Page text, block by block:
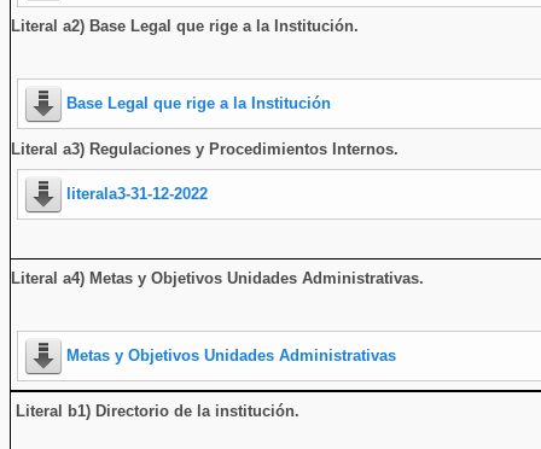
Literal a2) Base Legal que rige a la Institución.
Base Legal que rige a la Institución
Literal a3) Regulaciones y Procedimientos Internos.
literala3-31-12-2022
Literal a4) Metas y Objetivos Unidades Administrativas.
Metas y Objetivos Unidades Administrativas
Literal b1) Directorio de la institución.